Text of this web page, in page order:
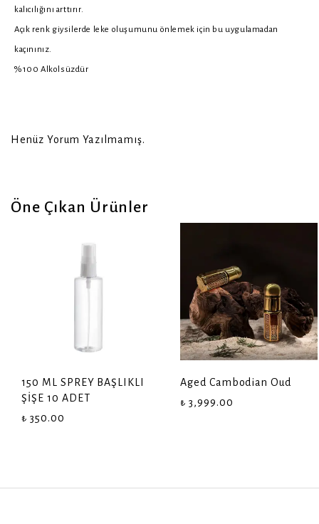
kalıcılığını arttırır.
Açık renk giysilerde leke oluşumunu önlemek için bu uygulamadan
kaçınınız.
%100 Alkolsüzdür
Henüz Yorum Yazılmamış.
Öne Çıkan Ürünler
150 ML SPREY BAŞLIKLI
ŞİŞE 10 ADET
₺ 350.00
Aged Cambodian Oud
₺ 3,999.00